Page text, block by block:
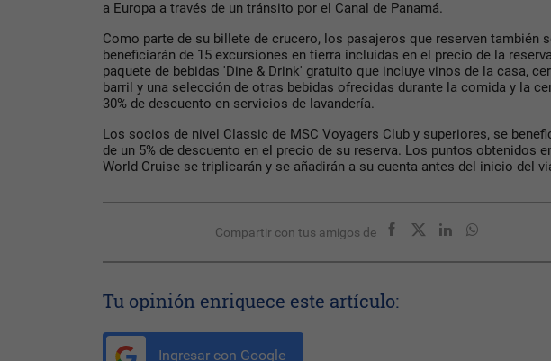
a Europa a través de un tránsito por el Canal de Panamá.
Como parte de su billete de crucero, los pasajeros que reserven también
beneficiarán de 15 excursiones en tierra incluidas en el precio de la
paquete de bebidas 'Dine & Drink' gratuito que incluye vinos de la casa,
barril y una selección de otras bebidas ofrecidas durante la comida y la
30% de descuento en servicios de lavandería.
Los socios de nivel Classic de MSC Voyagers Club y superiores, se
de un 5% de descuento en el precio de su reserva. Los puntos obtenidos
World Cruise se triplicarán y se añadirán a su cuenta antes del inicio del
Compartir con tus amigos de
Tu opinión enriquece este artículo:
Ingresar con Google